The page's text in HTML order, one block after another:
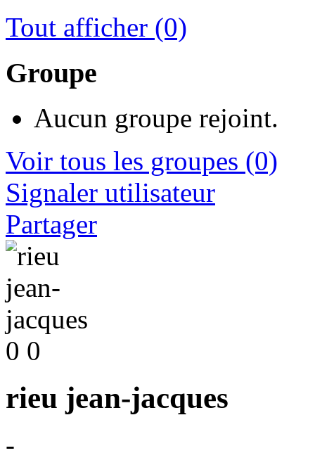
Tout afficher (0)
Groupe
Aucun groupe rejoint.
Voir tous les groupes (0)
Signaler utilisateur
Partager
0 0
rieu jean-jacques
-